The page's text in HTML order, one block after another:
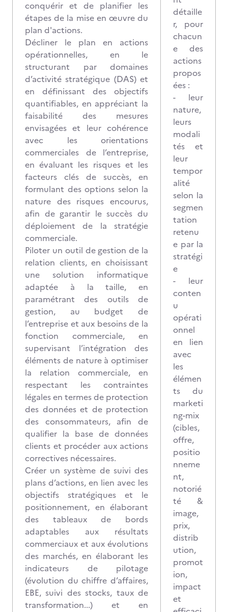
conquérir et de planifier les
étapes de la mise en œuvre du
plan d'actions.
Décliner le plan en actions
opérationnelles, en le
structurant par domaines
d’activité stratégique (DAS) et
en définissant des objectifs
quantifiables, en appréciant la
faisabilité des mesures
envisagées et leur cohérence
avec les orientations
commerciales de l’entreprise,
en évaluant les risques et les
facteurs clés de succès, en
formulant des options selon la
nature des risques encourus,
afin de garantir le succès du
déploiement de la stratégie
commerciale.
Piloter un outil de gestion de la
relation clients, en choisissant
une solution informatique
adaptée à la taille, en
paramétrant des outils de
gestion, au budget de
l’entreprise et aux besoins de la
fonction commerciale, en
supervisant l’intégration des
éléments de nature à optimiser
la relation commerciale, en
respectant les contraintes
légales en termes de protection
des données et de protection
des consommateurs, afin de
qualifier la base de données
clients et procéder aux actions
correctives nécessaires.
Créer un système de suivi des
plans d’actions, en lien avec les
objectifs stratégiques et le
positionnement, en élaborant
des tableaux de bords
adaptables aux résultats
commerciaux et aux évolutions
des marchés, en élaborant les
indicateurs de pilotage
(évolution du chiffre d’affaires,
EBE, suivi des stocks, taux de
transformation...) et en
détaille
r, pour
chacun
e des
actions
propos
ées :
- leur
nature,
leurs
modali
tés et
leur
tempor
alité
selon la
segmen
tation
retenu
e par la
stratégi
e
- leur
conten
u
opérati
onnel
en lien
avec
les
élémen
ts du
marketi
ng-mix
(cibles,
offre,
positio
nneme
nt,
notorié
té &
image,
prix,
distrib
ution,
promot
ion,
impact
et